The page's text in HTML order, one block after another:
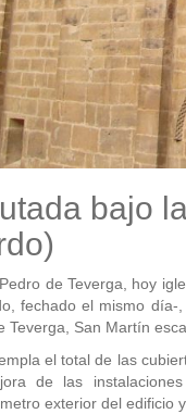
bajo
de Teverga, hoy
fechado el mismo
Teverga, San Martín
el total de las
de las
exterior del edificio